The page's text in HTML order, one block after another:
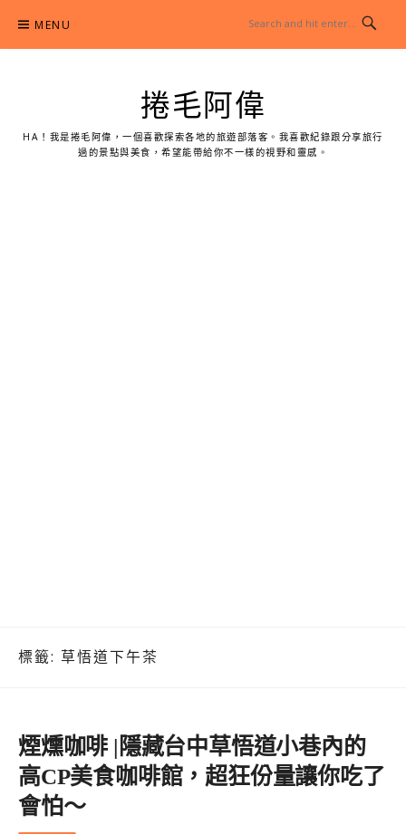
content
MENU
捲毛阿偉
HA！我是捲毛阿偉，一個喜歡探索各地的旅遊部落客。我喜歡紀錄跟分享旅行
過的景點與美食，希望能帶給你不一樣的視野和靈感。
標籤: 草悟道下午茶
煙燻咖啡 |隱藏台中草悟道小巷內的
高CP美食咖啡館，超狂份量讓你吃了
會怕～